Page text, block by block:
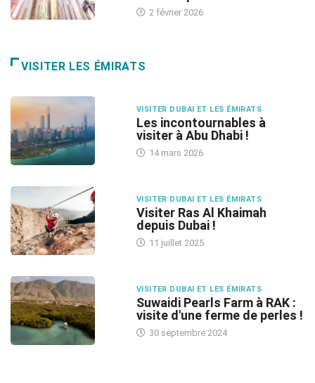
2 février 2026
VISITER LES ÉMIRATS
VISITER DUBAI ET LES ÉMIRATS
Les incontournables à
visiter à Abu Dhabi !
14 mars 2026
VISITER DUBAI ET LES ÉMIRATS
Visiter Ras Al Khaimah
depuis Dubai !
11 juillet 2025
VISITER DUBAI ET LES ÉMIRATS
Suwaidi Pearls Farm à RAK :
visite d'une ferme de perles !
30 septembre 2024